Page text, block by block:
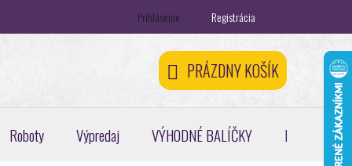
Registračná zľava 5 % Odstúpenie od zmluvy
Prihlásenie Registrácia
NÁKUPNÝ
KOŠÍK
PRÁZDNY KOŠÍK
Roboty Výpredaj VÝHODNÉ BALÍČKY Pickleball,